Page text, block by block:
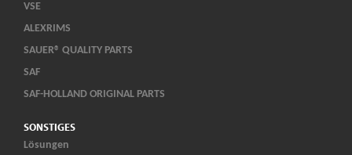
VSE
ALEXRIMS
SAUER® QUALITY PARTS
SAF
SAF-HOLLAND ORIGINAL PARTS
SONSTIGES
Lösungen